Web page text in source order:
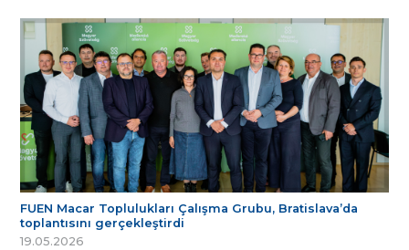
FUEN Macar Toplulukları Çalışma Grubu, Bratislava’da
toplantısını gerçekleştirdi
19.05.2026